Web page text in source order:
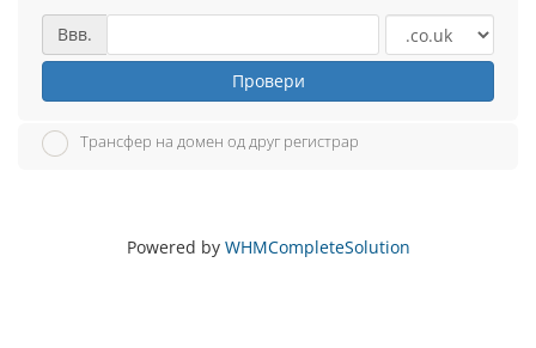
Ввв.
Провери
Трансфер на домен од друг регистрар
Powered by WHMCompleteSolution